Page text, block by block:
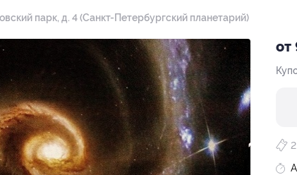
парк, д. 4 (Санкт-Петербургский планетарий)
от